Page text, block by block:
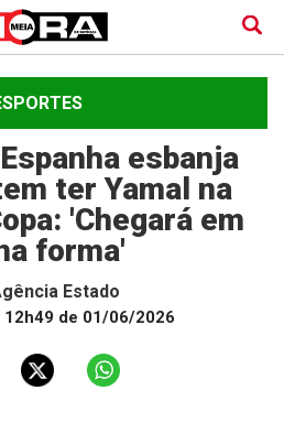
esbanja
ter Yamal na
'Chegará em
forma'
Estado
12h49 de 01/06/2026